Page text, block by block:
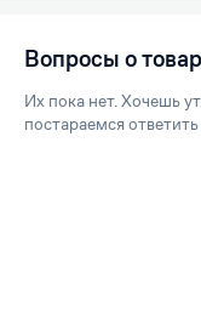
Вопросы о
Их пока нет. Хочешь
постараемся